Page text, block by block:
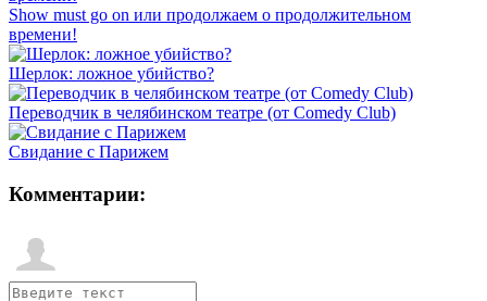
Show must go on или продолжаем о продолжительном
времени!
Шерлок: ложное убийство?
Переводчик в челябинском театре (от Comedy Club)
Свидание с Парижем
Комментарии: